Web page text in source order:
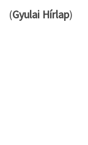
(Gyulai Hírlap)